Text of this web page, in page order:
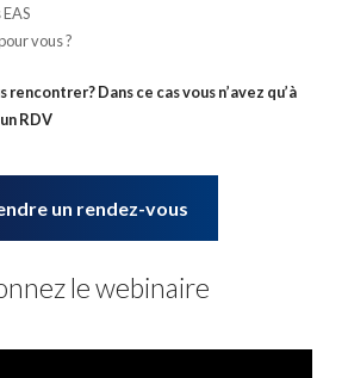
vous ?
rencontrer? Dans ce cas vous n’avez qu’à
RDV
un rendez-vous
le webinaire